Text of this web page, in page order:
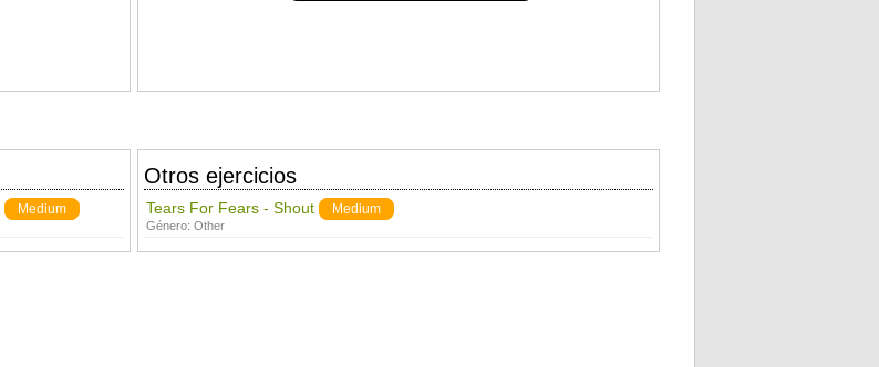
Medium
Otros ejercicios
Tears For Fears - Shout Medium
Género: Other